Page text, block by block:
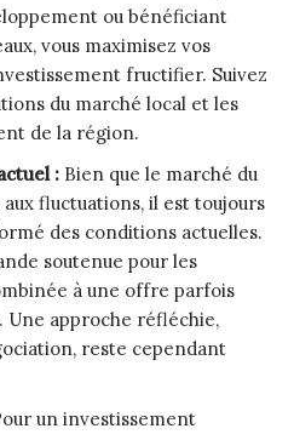
ou bénéficiant
vous maximisez vos
fructifier. Suivez
du marché local et les
de la région.
: Bien que le marché du
fluctuations, il est toujours
des conditions actuelles.
soutenue pour les
à une offre parfois
approche réfléchie,
reste cependant
un investissement